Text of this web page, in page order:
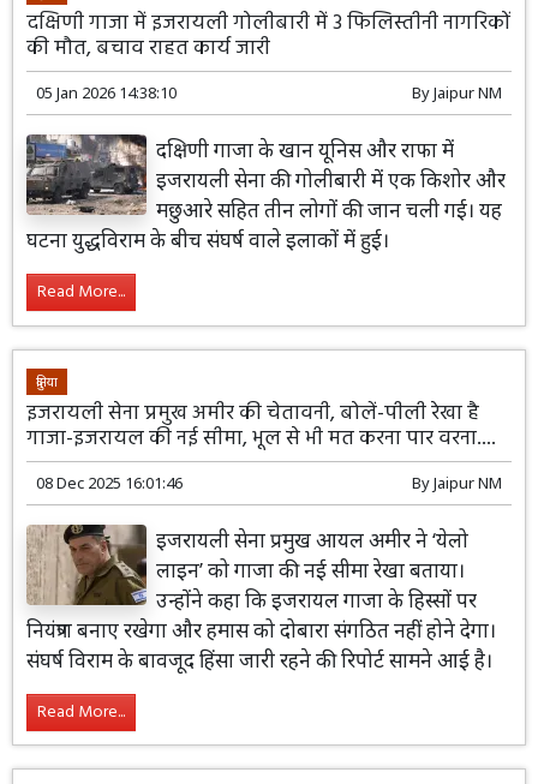
दक्षिणी गाजा में इजरायली गोलीबारी में 3 फिलिस्तीनी नागरिकों
की मौत, बचाव राहत कार्य जारी
05 Jan 2026 14:38:10 ByJaipur NM
दक्षिणी गाजा के खान यूनिस और राफा में
इजरायली सेना की गोलीबारी में एक किशोर और
मछुआरे सहित तीन लोगों की जान चली गई। यह
घटना युद्धविराम के बीच संघर्ष वाले इलाकों में हुई।
Read More...
दुनिया
इजरायली सेना प्रमुख अमीर की चेतावनी, बोलें-पीली रेखा है
गाजा-इजरायल की नई सीमा, भूल से भी मत करना पार वरना....
08 Dec 2025 16:01:46 ByJaipur NM
इजरायली सेना प्रमुख आयल अमीर ने ‘येलो
लाइन’ को गाजा की नई सीमा रेखा बताया।
उन्होंने कहा कि इजरायल गाजा के हिस्सों पर
नियंत्रण बनाए रखेगा और हमास को दोबारा संगठित नहीं होने देगा।
संघर्ष विराम के बावजूद हिंसा जारी रहने की रिपोर्ट सामने आई है।
Read More...